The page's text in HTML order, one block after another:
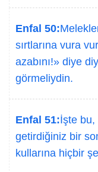
Enfal 50:
sırtlarına vura
azabını!» diye
görmeliydin.
Enfal 51:İşte
getirdiğiniz bir
kullarına hiçbir